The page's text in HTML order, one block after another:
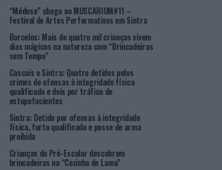
trabalharem competências intra e interpessoais com os
seus alunos.
OForest Flow – Programa de Formação na Natureza
resulta de um protocolo assinado entre a autarquia de
Sintra, Movimento
que prevê a realização de ações de formação.
As atividades têm o limite de 25 participantes em cada
atividade e as inscrições são realizadas via
Para dúvidas ou esclarecimentos através de
telefone 219 238 808.
Foto: DR.
“Méduse” chega ao MUSCARIUM#11 –
Festival de Artes Performativas em Sintra
Barcelos: Mais de quatro mil crianças vivem
dias mágicos na natureza com “Brincadeiras
sem Tempo”
Cascais e Sintra: Quatro detidos pelos
crimes de ofensas à integridade física
qualificada e dois por tráfico de
estupefacientes
Sintra: Detido por ofensas à integridade
física, furto qualificado e posse de arma
proibida
Crianças do Pré-Escolar descobrem
brincadeiras na “Cozinha de Lama”